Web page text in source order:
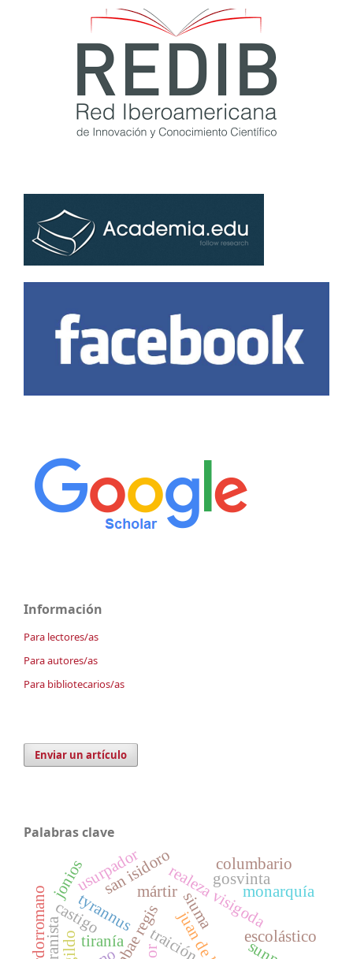
Información
Para lectores/as
Para autores/as
Para bibliotecarios/as
Enviar un artículo
Palabras clave
traición
tiranía
realeza visigoda
tyrannus monarquía
castigo
san isidoro
escolástico
usurpadormártirsiuma
gosvinta
granista
tardorromano
columbario
jonios